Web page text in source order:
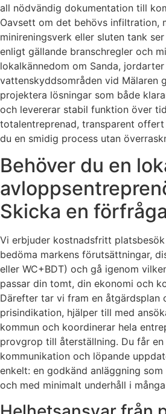
all nödvändig dokumentation till
Oavsett om det behövs infiltration,
minireningsverk eller sluten tank
enligt gällande branschregler och
lokalkännedom om Sanda,
vattenskyddsområden vid Mälaren
projektera lösningar som både
och levererar stabil funktion över
totalentreprenad, transparent
du en smidig process utan
Behöver du en
Skicka en
Vi erbjuder kostnadsfritt
bedöma markens förutsättningar,
eller WC+BDT) och gå igenom
passar din tomt, din ekonomi och
Därefter tar vi fram en åtgärdsplan
prisindikation, hjälper till med
kommun och koordinerar hela
provgrop till återställning. Du får
kommunikation och löpande
enkelt: en godkänd anläggning
och med minimalt underhåll i